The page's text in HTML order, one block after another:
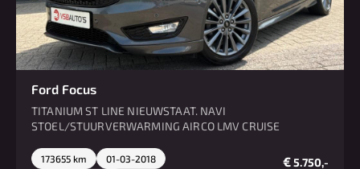
Ford Focus
TITANIUM ST LINE NIEUWSTAAT. NAVI
STOEL/STUURVERWARMING AIRCO LMV CRUISE
173655 km
01-03-2018
€5.750,-